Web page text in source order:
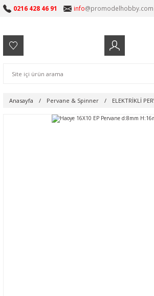
0216 428 46 91 info@promodelhobby.com
Anasayfa Pervane & Spinner ELEKTRİKLİ